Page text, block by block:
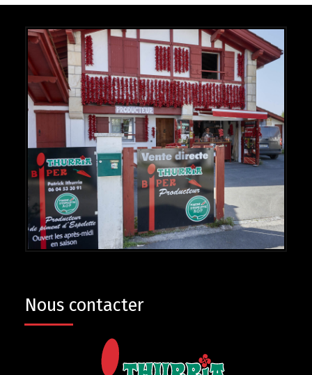
Nous contacter